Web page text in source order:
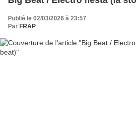
Publié le 02/03/2026 à 23:57
Par FRAP